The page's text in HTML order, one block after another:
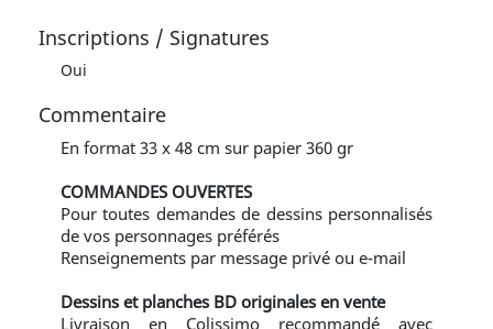
Inscriptions / Signatures
Oui
Commentaire
En format 33 x 48 cm sur papier 360 gr
COMMANDES OUVERTES
Pour toutes demandes de dessins personnalisés
de vos personnages préférés
Renseignements par message privé ou e-mail
Dessins et planches BD originales en vente
Livraison en Colissimo recommandé avec